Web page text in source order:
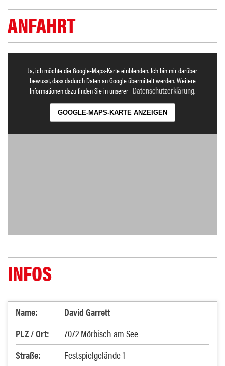
ANFAHRT
Ja, ich möchte die Google-Maps-Karte einblenden. Ich bin mir darüber
bewusst, dass dadurch Daten an Google übermittelt werden. Weitere
Informationen dazu finden Sie in unserer Datenschutzerklärung.
GOOGLE-MAPS-KARTE ANZEIGEN
INFOS
Name:
David Garrett
PLZ / Ort:
7072 Mörbisch am See
Straße:
Festspielgelände 1